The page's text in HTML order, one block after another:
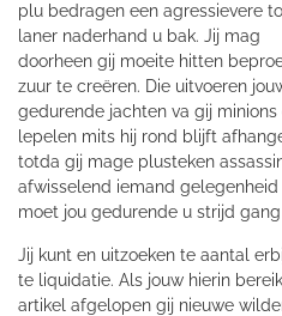
plu bedragen een agressievere
laner naderhand u bak. Jij mag
doorheen gij moeite hitten
zuur te creëren. Die uitvoeren
gedurende jachten va gij
lepelen mits hij rond blijft
totda gij mage plusteken
afwisselend iemand
moet jou gedurende u strijd
Jij kunt en uitzoeken te aantal
te liquidatie. Als jouw hierin
artikel afgelopen gij nieuwe